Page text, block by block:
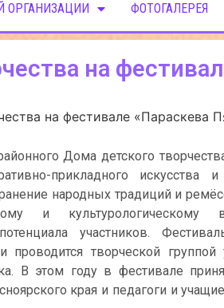
ОРГАНИЗАЦИИ ФОТОГАЛЕРЕЯ
на
на фестивале «Параскева
Дома детского
прикладного искусства и
народных традиций и
и культурологическому
участников.
творческой группой
В этом году в фестивале
края и педагоги и